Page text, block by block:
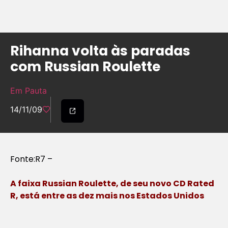
Rihanna volta às paradas
com Russian Roulette
Em Pauta
14/11/09
Fonte:R7 –
A faixa Russian Roulette, de seu novo CD Rated
R, está entre as dez mais nos Estados Unidos